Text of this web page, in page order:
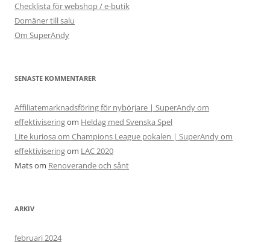
Checklista för webshop / e-butik
Domäner till salu
Om SuperAndy
SENASTE KOMMENTARER
Affiliatemarknadsföring för nybörjare | SuperAndy om
effektiviseringom Heldag med Svenska Spel
Lite kuriosa om Champions League pokalen | SuperAndy om
effektiviseringom LAC 2020
Matsom Renoverande och sånt
ARKIV
februari 2024